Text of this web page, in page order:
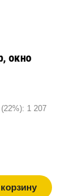
окно
1 207